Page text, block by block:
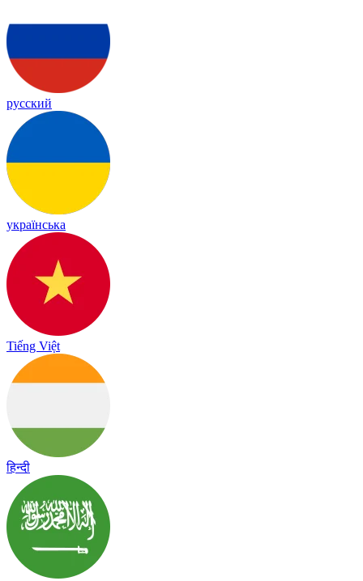
русский
українська
Tiếng Việt
हिन्दी